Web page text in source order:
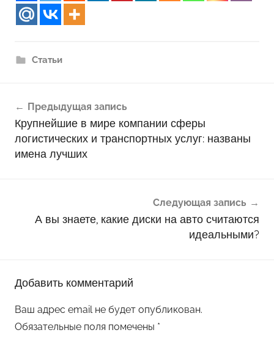
Статьи
по
записям
Предыдущая запись
Крупнейшие в мире компании сферы
логистических и транспортных услуг: названы
имена лучших
Следующая запись
А вы знаете, какие диски на авто считаются
идеальными?
Добавить комментарий
Ваш адрес email не будет опубликован.
Обязательные поля помечены *